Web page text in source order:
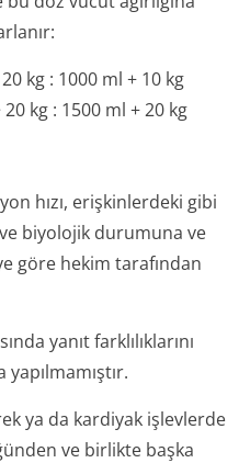
kg : 1000 ml + 10 kg
kg : 1500 ml + 20 kg
hızı, erişkinlerdeki gibi
ve biyolojik durumuna ve
göre hekim tarafından
yanıt farklılıklarını
ya da kardiyak işlevlerde
ve birlikte başka